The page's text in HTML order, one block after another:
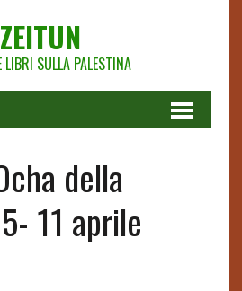
ZEITUN
LIBRI SULLA PALESTINA
della
11 aprile